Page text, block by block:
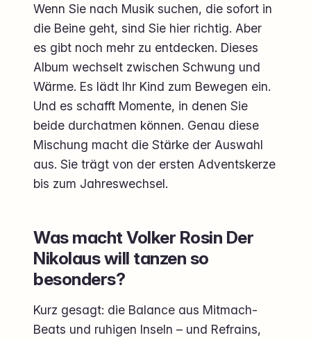
Wenn Sie nach Musik suchen, die sofort in
die Beine geht, sind Sie hier richtig. Aber
es gibt noch mehr zu entdecken. Dieses
Album wechselt zwischen Schwung und
Wärme. Es lädt Ihr Kind zum Bewegen ein.
Und es schafft Momente, in denen Sie
beide durchatmen können. Genau diese
Mischung macht die Stärke der Auswahl
aus. Sie trägt von der ersten Adventskerze
bis zum Jahreswechsel.
Was macht Volker Rosin Der
Nikolaus will tanzen so
besonders?
Kurz gesagt: die Balance aus Mitmach-
Beats und ruhigen Inseln – und Refrains,